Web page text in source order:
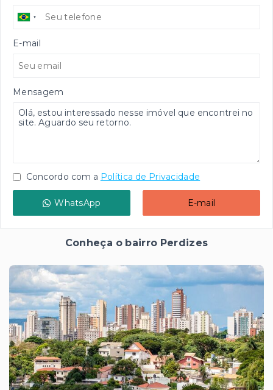
E-mail
Mensagem
Concordo com a Política de Privacidade
WhatsApp E-mail
Conheça o bairro Perdizes